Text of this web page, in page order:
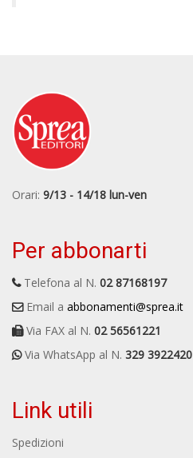
Orari: 9/13 - 14/18 lun-ven
Per abbonarti
Telefona al N. 02 87168197
Email a abbonamenti@sprea.it
Via FAX al N. 02 56561221
Via WhatsApp al N. 329 3922420
Link utili
Spedizioni